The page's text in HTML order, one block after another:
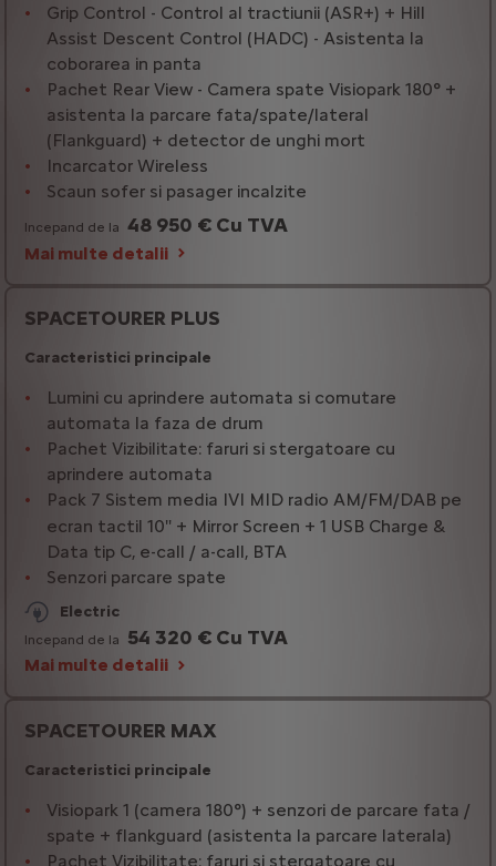
Grip Control - Control al tractiunii (ASR+) + Hill
Assist Descent Control (HADC) - Asistenta la
coborarea in panta
Pachet Rear View - Camera spate Visiopark 180° +
asistenta la parcare fata/spate/lateral
(Flankguard) + detector de unghi mort
Incarcator Wireless
Scaun sofer si pasager incalzite
Incepand de la 48 950 € Cu TVA
Mai multe detalii
SPACETOURER PLUS
Caracteristici principale
Lumini cu aprindere automata si comutare
automata la faza de drum
Pachet Vizibilitate: faruri si stergatoare cu
aprindere automata
Pack 7 Sistem media IVI MID radio AM/FM/DAB pe
ecran tactil 10'' + Mirror Screen + 1 USB Charge &
Data tip C, e-call / a-call, BTA
Senzori parcare spate
Electric
Incepand de la 54 320 € Cu TVA
Mai multe detalii
SPACETOURER MAX
Caracteristici principale
Visiopark 1 (camera 180°) + senzori de parcare fata /
spate + flankguard (asistenta la parcare laterala)
Pachet Vizibilitate: faruri si stergatoare cu